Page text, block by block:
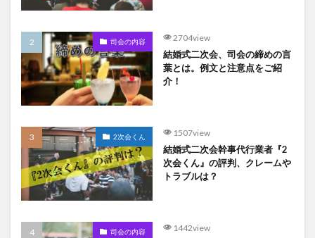
司会の内容 2704view
結婚式二次会、司会の締めの言
葉とは。例文と注意点をご紹
介！
2次会くん 1507view
結婚式二次会幹事代行業者『2
次会くん』の評判、クレームや
トラブルは？
司会の内容 1442view